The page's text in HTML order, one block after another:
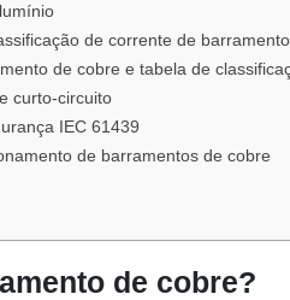
de corrente de
de cobre e tabela de
curto-circuito
IEC 61439
de barramentos de cobre
de cobre?